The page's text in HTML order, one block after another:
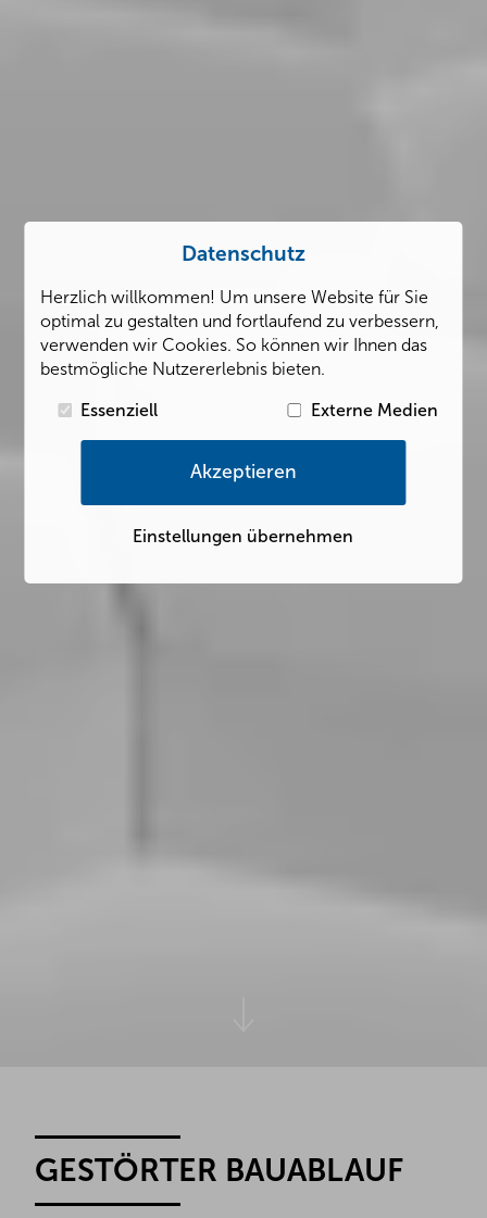
GESTÖRTER BAUABLAUF
Datenschutz
Herzlich willkommen! Um unsere Website für Sie
optimal zu gestalten und fortlaufend zu verbessern,
verwenden wir Cookies. So können wir Ihnen das
bestmögliche Nutzererlebnis bieten.
Essenziell
Externe Medien
Akzeptieren
Einstellungen übernehmen